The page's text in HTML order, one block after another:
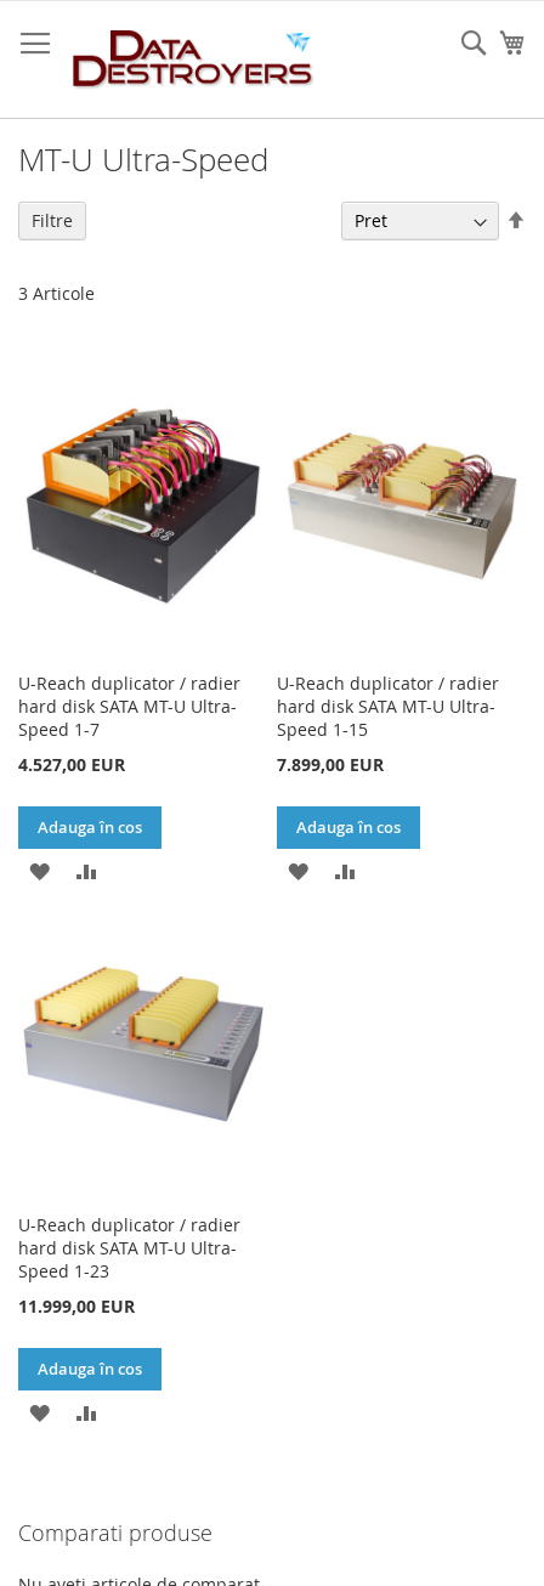
la
Continut
MT-U Ultra-Speed
3 Articole
U-Reach duplicator / radier
hard disk SATA MT-U Ultra-
Speed 1-7
4.527,00 EUR
Adauga în cos
ADAUGATI
DE
DORINTE
U-Reach duplicator / radier
hard disk SATA MT-U Ultra-
Speed 1-15
7.899,00 EUR
Adauga în cos
ADAUGATI
U-Reach duplicator / radier
hard disk SATA MT-U Ultra-
Speed 1-23
11.999,00 EUR
Adauga în cos
ADAUGATI
DE
DORINTE
Filtre
Comparati produse